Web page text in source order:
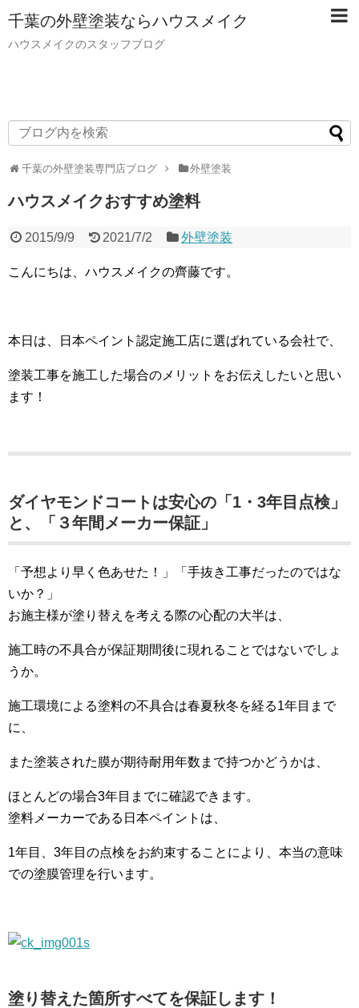
千葉の外壁塗装ならハウスメイク
ハウスメイクのスタッフブログ
千葉の外壁塗装専門店ブログ 外壁塗装
ハウスメイクおすすめ塗料
2015/9/9 2021/7/2 外壁塗装
こんにちは、ハウスメイクの齊藤です。
本日は、日本ペイント認定施工店に選ばれている会社で、
塗装工事を施工した場合のメリットをお伝えしたいと思い
ます！
ダイヤモンドコートは安心の「1・3年目点検」
と、「３年間メーカー保証」
「予想より早く色あせた！」「手抜き工事だったのではな
いか？」
お施主様が塗り替えを考える際の心配の大半は、
施工時の不具合が保証期間後に現れることではないでしょ
うか。
施工環境による塗料の不具合は春夏秋冬を経る1年目まで
に、
また塗装された膜が期待耐用年数まで持つかどうかは、
ほとんどの場合3年目までに確認できます。
塗料メーカーである日本ペイントは、
1年目、3年目の点検をお約束することにより、本当の意味
での塗膜管理を行います。
塗り替えた箇所すべてを保証します！